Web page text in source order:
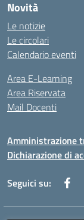
Novità
Le notizie
Le circolari
Calendario eventi
Area E-Learning
Area Riservata
Mail Docenti
Amministrazione
Dichiarazione di
Seguici su: